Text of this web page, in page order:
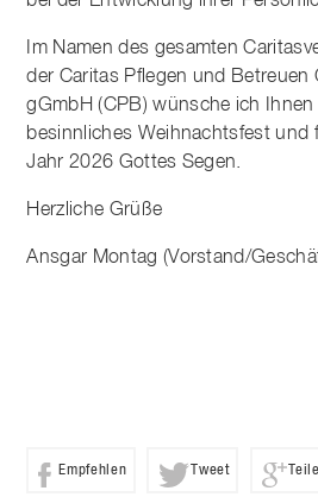
Im Namen des gesamten
der Caritas Pflegen und Betreuen
gGmbH (CPB) wünsche ich
besinnliches Weihnachtsfest und
Jahr 2026 Gottes Segen.
Herzliche Grüße
Ansgar Montag (Vorstand/
Empfehlen Tweet